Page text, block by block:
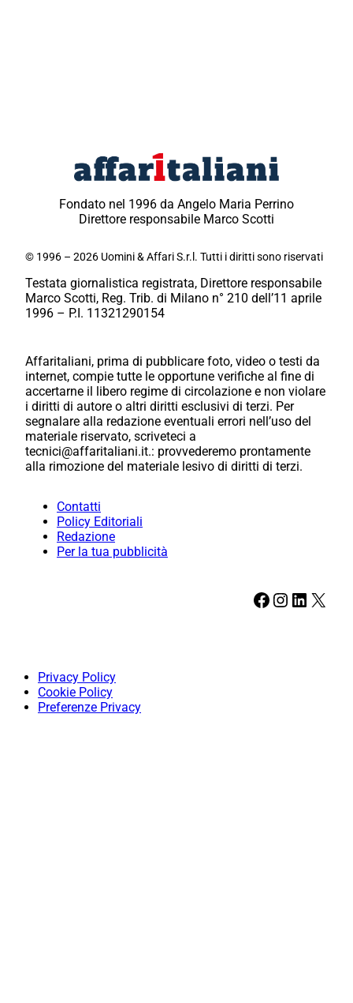
Fondato nel 1996 da Angelo Maria Perrino
Direttore responsabile Marco Scotti
© 1996 – 2026 Uomini & Affari S.r.l. Tutti i diritti sono riservati
Testata giornalistica registrata, Direttore responsabile
Marco Scotti, Reg. Trib. di Milano n° 210 dell’11 aprile
1996 – P.I. 11321290154
Affaritaliani, prima di pubblicare foto, video o testi da
internet, compie tutte le opportune verifiche al fine di
accertarne il libero regime di circolazione e non violare
i diritti di autore o altri diritti esclusivi di terzi. Per
segnalare alla redazione eventuali errori nell’uso del
materiale riservato, scriveteci a
tecnici@affaritaliani.it.: provvederemo prontamente
alla rimozione del materiale lesivo di diritti di terzi.
Contatti
Policy Editoriali
Redazione
Per la tua pubblicità
Facebook Instagram LinkedIn X
Privacy Policy
Cookie Policy
Preferenze Privacy